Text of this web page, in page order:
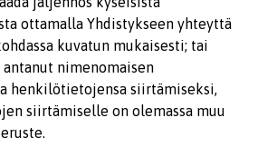
ottamalla Yhdistykseen yhteyttä
kuvatun mukaisesti; tai
nimenomaisen
henkilötietojensa siirtämiseksi,
siirtämiselle on olemassa muu